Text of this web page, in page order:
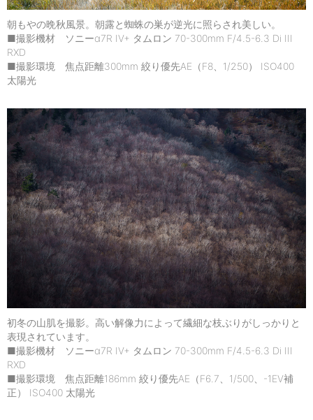
朝もやの晩秋風景。朝露と蜘蛛の巣が逆光に照らされ美しい。
■撮影機材 ソニーα7R IV+ タムロン 70-300mm F/4.5-6.3 Di III
RXD
■撮影環境 焦点距離300mm 絞り優先AE（F8、1/250） ISO400
太陽光
初冬の山肌を撮影。高い解像力によって繊細な枝ぶりがしっかりと
表現されています。
■撮影機材 ソニーα7R IV+ タムロン 70-300mm F/4.5-6.3 Di III
RXD
■撮影環境 焦点距離186mm 絞り優先AE（F6.7、1/500、-1EV補
正） ISO400 太陽光